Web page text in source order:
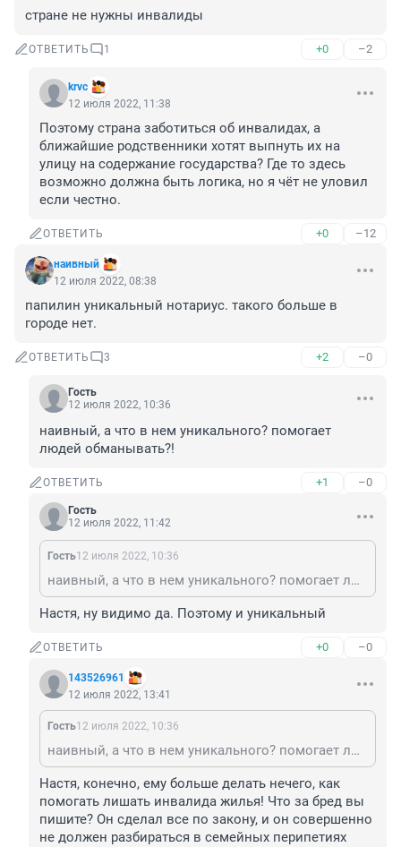
стране не нужны инвалиды
ОТВЕТИТЬ 1 +0 –2
krvc
12 июля 2022, 11:38
Поэтому страна заботиться об инвалидах, а
ближайшие родственники хотят выпнуть их на
улицу на содержание государства? Где то здесь
возможно должна быть логика, но я чёт не уловил
если честно.
ОТВЕТИТЬ +0 –12
наивный
12 июля 2022, 08:38
папилин уникальный нотариус. такого больше в
городе нет.
ОТВЕТИТЬ 3 +2 –0
Гость
12 июля 2022, 10:36
наивный, а что в нем уникального? помогает
людей обманывать?!
ОТВЕТИТЬ +1 –0
Гость
12 июля 2022, 11:42
Гость12 июля 2022, 10:36
наивный, а что в нем уникального? помогает людей обманывать?!
Настя, ну видимо да. Поэтому и уникальный
ОТВЕТИТЬ +0 –0
143526961
12 июля 2022, 13:41
Гость12 июля 2022, 10:36
наивный, а что в нем уникального? помогает людей обманывать?!
Настя, конечно, ему больше делать нечего, как
помогать лишать инвалида жилья! Что за бред вы
пишите? Он сделал все по закону, и он совершенно
не должен разбираться в семейных перипетиях